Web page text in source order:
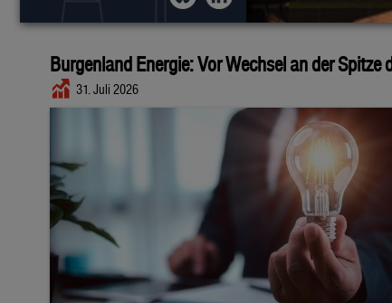
Burgenland Energie: Vor Wechsel an der
31. Juli 2026